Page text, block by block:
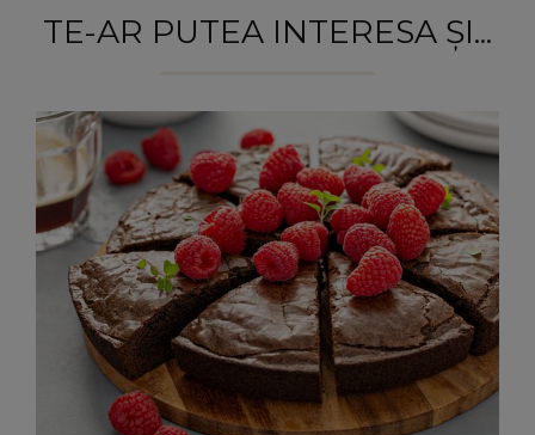
TE-AR PUTEA INTERESA ȘI...